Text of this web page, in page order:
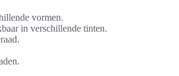
vormen.
in verschillende tinten.